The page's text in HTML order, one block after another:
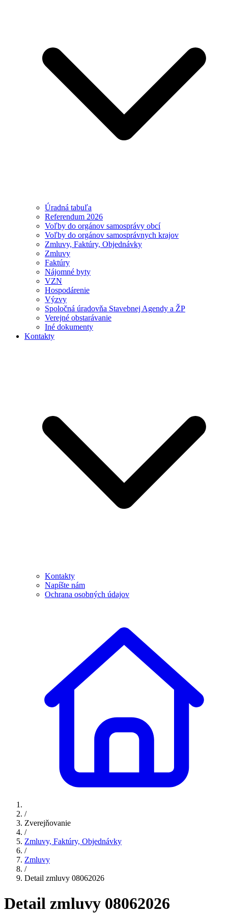
Úradná tabuľa
Referendum 2026
Voľby do orgánov samosprávy obcí
Voľby do orgánov samosprávnych krajov
Zmluvy, Faktúry, Objednávky
Zmluvy
Faktúry
Nájomné byty
VZN
Hospodárenie
Výzvy
Spoločná úradovňa Stavebnej Agendy a ŽP
Verejné obstarávanie
Iné dokumenty
Kontakty
Kontakty
Napíšte nám
Ochrana osobných údajov
/
Zverejňovanie
/
Zmluvy, Faktúry, Objednávky
/
Zmluvy
/
Detail zmluvy 08062026
Detail zmluvy 08062026